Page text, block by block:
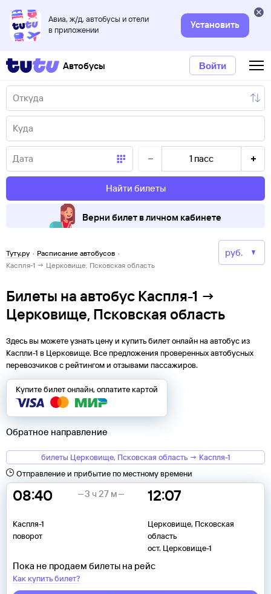
Авиа, ж/д, автобусы и отели
в приложении
Установить
Автобусы Войти
1 пасс
Найти билеты
Верни билет в личном кабинете
Туту.ру · Расписание автобусов ·
Каспля-1 → Церковище, Псковская область
Билеты на автобус Каспля-1 →
Церковище, Псковская область
Здесь вы можете узнать цену и купить билет онлайн на автобус из
Каспли-1 в Церковище. Все предложения проверенных автобусных
перевозчиков с рейтингом и отзывами пассажиров.
Купите билет онлайн, оплатите картой
Обратное направление
билеты Церковище, Псковская область → Каспля-1
Отправление и прибытие по местному времени
08:40
Каспля-1
поворот
12:07
Церковище, Псковская
область
ост. Церковище-1
3 ч 27 м
Пока не продаем билеты на рейс
Как купить билет?